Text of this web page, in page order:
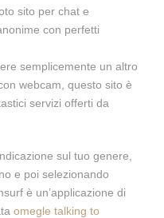
sito per chat e
con perfetti
semplicemente un altro
webcam, questo sito è
servizi offerti da
sul tuo genere,
e poi selezionando
è un’applicazione di
omegle talking to